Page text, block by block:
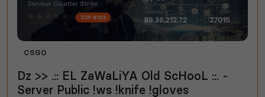
CSGO
Dz >> .:: EL ZaWaLiYA Old ScHooL ::. -
Server Public !ws !knife !gloves